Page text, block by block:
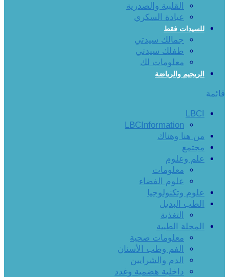
القلبية والصدرية
عيادة السكري
للسيدات فقط
جمالك سيدتي
طفلك سيدتي
معلومات لك
الريجيم والرياضة
قائمة
LBCI
LBCInformation
من هنا وهناك
مجتمع
علم وعلوم
معلومات
علوم الفضاء
علوم وتكنولوجيا
الطب البديل
التغذية
المجلة الطبية
معلومات صحية
الفم وطب الأسنان
الدم والشرايين
داخلية هضمية وغدد